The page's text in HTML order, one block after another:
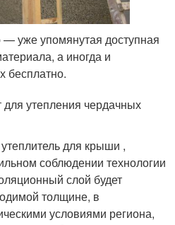
уже упомянутая доступная
а иногда и
бесплатно.
утепления чердачных
для крыши ,
соблюдении технологии
слой будет
толщине, в
условиями региона,